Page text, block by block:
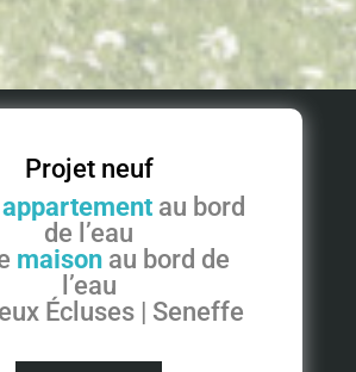
Projet neuf
appartementau bord
de l’eau
maison au bord de
l’eau
Écluses | Seneffe